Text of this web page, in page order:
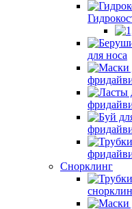
для носа
Снорклинг